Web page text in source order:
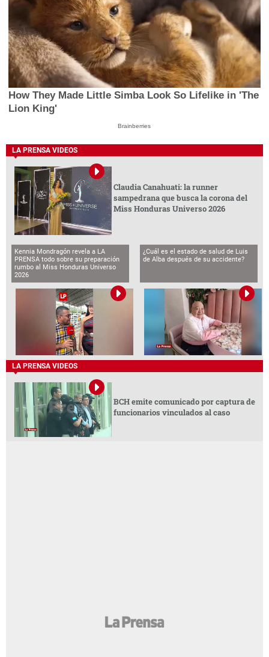
How They Made Little Simba Look So Lifelike in 'The
Lion King'
Brainberries
LA PRENSA VIDEOS
Claudia Canahuati: la runner
sampedrana que busca la corona del
Miss Honduras Universo 2026
Kennia Mondragón revela a LA
PRENSA todo sobre su preparación
rumbo al Miss Honduras Universo
2026
¿Cuál es el estado de salud de Luis
de Alba después de su accidente?
LA PRENSA VIDEOS
BCH emite comunicado por captura de
funcionarios vinculados al caso